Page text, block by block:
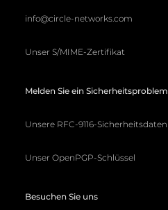
info@circle-networks.com
Unser S/MIME-Zertifikat
Melden Sie ein Sicherheitsproblem
Unsere RFC-9116-Sicherheitsdaten
Unser OpenPGP-Schlüssel
Besuchen Sie uns